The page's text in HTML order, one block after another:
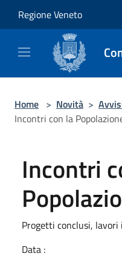
Regione Veneto
Home > Novità >
Incontri con la
Incontri
Progetti conclusi,
Data :